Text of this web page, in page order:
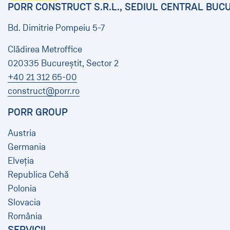
PORR CONSTRUCT S.R.L., SEDIUL CENTRAL
Bd. Dimitrie Pompeiu 5-7
Clădirea Metroffice
020335 Bucureștit, Sector 2
+40 21 312 65-00
construct@porr.ro
PORR GROUP
Austria
Germania
Elveția
Republica Cehă
Polonia
Slovacia
România